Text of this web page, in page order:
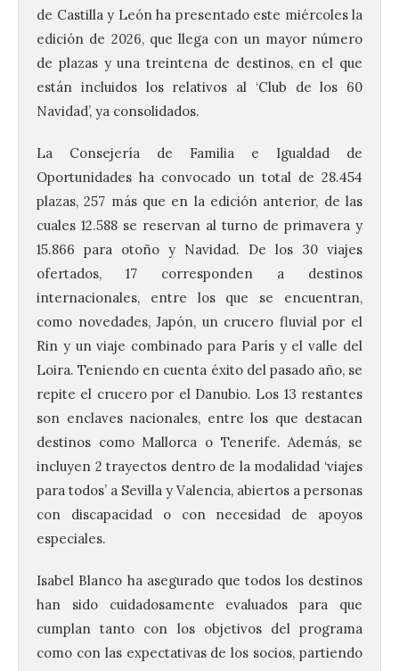
de Castilla y León ha presentado este miércoles la
edición de 2026, que llega con un mayor número
de plazas y una treintena de destinos, en el que
están incluidos los relativos al ‘Club de los 60
Navidad’, ya consolidados.
La Consejería de Familia e Igualdad de
Oportunidades ha convocado un total de 28.454
plazas, 257 más que en la edición anterior, de las
cuales 12.588 se reservan al turno de primavera y
15.866 para otoño y Navidad. De los 30 viajes
ofertados, 17 corresponden a destinos
internacionales, entre los que se encuentran,
como novedades, Japón, un crucero fluvial por el
Rin y un viaje combinado para París y el valle del
Loira. Teniendo en cuenta éxito del pasado año, se
repite el crucero por el Danubio. Los 13 restantes
son enclaves nacionales, entre los que destacan
destinos como Mallorca o Tenerife. Además, se
incluyen 2 trayectos dentro de la modalidad ‘viajes
para todos’ a Sevilla y Valencia, abiertos a personas
con discapacidad o con necesidad de apoyos
especiales.
Isabel Blanco ha asegurado que todos los destinos
han sido cuidadosamente evaluados para que
cumplan tanto con los objetivos del programa
como con las expectativas de los socios, partiendo